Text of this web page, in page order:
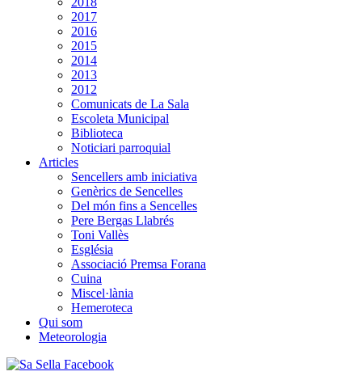
2017
2016
2015
2014
2013
2012
Comunicats de La Sala
Escoleta Municipal
Biblioteca
Noticiari parroquial
Articles
Sencellers amb iniciativa
Genèrics de Sencelles
Del món fins a Sencelles
Pere Bergas Llabrés
Toni Vallès
Església
Associació Premsa Forana
Cuina
Miscel·lània
Hemeroteca
Qui som
Meteorologia